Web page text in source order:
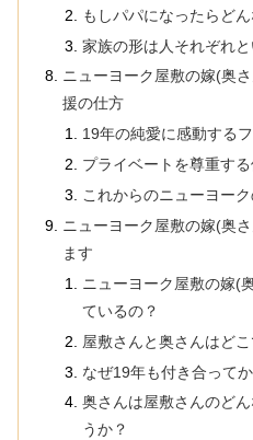
もしパパになったらど
家族の形は人それぞれと
ニューヨーク屋敷の嫁(奥
援の仕方
19年の純愛に感動する
プライベートを尊重す
これからのニューヨー
ニューヨーク屋敷の嫁(奥
ます
ニューヨーク屋敷の嫁(
ているの？
屋敷さんと奥さんはど
なぜ19年も付き合って
奥さんは屋敷さんのど
うか？